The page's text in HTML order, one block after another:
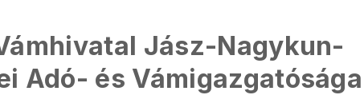
Jász-Nagykun-
Adó- és Vámigazgatósága